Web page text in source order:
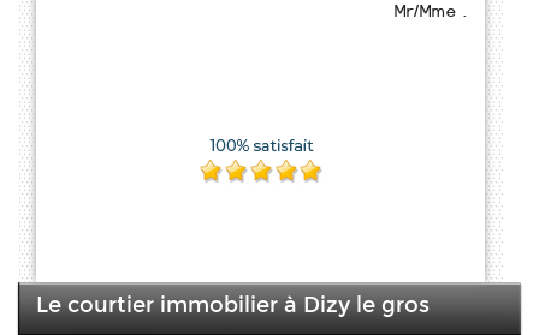
Mr/Mme .
Le courtier immobilier à Dizy le gros